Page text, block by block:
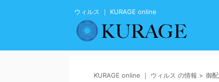
ウィルス ｜ KURAGE online
KURAGE online ｜ ウィルス の情報 > 御